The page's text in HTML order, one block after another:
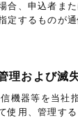
合、申込者ま
定するものが
理および滅
機器等を当社
使用、管理する